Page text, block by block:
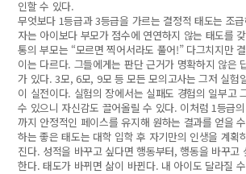
인할 수 있다.
무엇보다 1등급과 3등급을 가르는 결정적 태도는 조
자는 아이보다 부모가 점수에 연연하지 않는 태도를
통의 부모는 “모르면 찍어서라도 풀어!” 다그치지만
이는 다르다. 그들에게는 판단 근거가 명확하지 않은
가 있다. 3모, 6모, 9모 등 모든 모의고사는 그저 실험
이 실전이다. 실험의 장에서는 실패도 경험의 일부고
수 있으니 자신감도 끌어올릴 수 있다. 이처럼 1등급
까지 안정적인 페이스를 유지해 원하는 결과를 얻을
하는 좋은 태도는 대학 입학 후 자기만의 인생을 계획
진다. 성적을 바꾸고 싶다면 행동부터, 행동을 바꾸고
한다. 태도가 바뀌면 삶이 바뀐다. 내 아이도 달라질